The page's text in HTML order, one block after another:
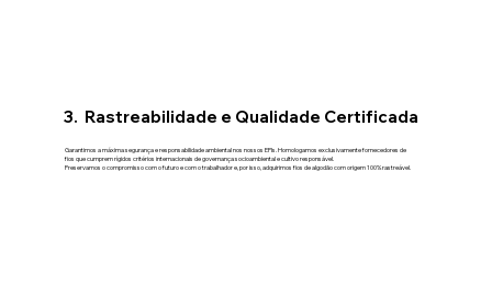
3. Rastreabilidade e Qualidade Certificada
Garantimos a máxima segurança e responsabilidade ambiental nos nossos EPIs. Homologamos exclusivamente fornecedores de
fios que cumprem rígidos critérios internacionais de governança socioambiental e cultivo responsável.
Preservamos o compromisso com o futuro e com o trabalhador e, por isso, adquirimos fios de algodão com origem 100% rastreável.